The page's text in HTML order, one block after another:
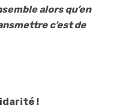
alors qu’en
c’est de
!